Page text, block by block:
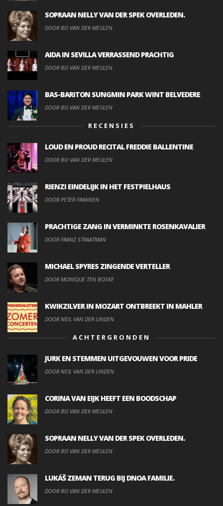
SOPRAAN NELLY VAN DER SPEK OVERLEDEN.
DOOR BO VAN DER MEULEN
AIDA IN SEVILLA VERRASSEND PRACHTIG
DOOR BO VAN DER MEULEN
BAS-BARITON SUNGMIN PARK WINT BELVEDERE
DOOR BO VAN DER MEULEN
RECENSIES
LOUD EN PROUD RECITAL FREDDIE BALLENTINE
DOOR BO VAN DER MEULEN
RIENZI EINDELIJK IN HET FESTPIELHAUS
DOOR PETER FRANKEN
PRACHTIGE ZANG IN VERMINKTE ROSENKAVALIER
DOOR FRANZ STRAATMAN
MICHAEL SPYRES ZINGENDE VERTELLER
DOOR MONIQUE TEN BOSKE
KWIKZILVER IN MOZART ONTBREEKT IN MAHLER
DOOR NEIL VAN DER LINDEN
ACHTERGRONDEN
JURK EN STEMMEN UITGEVOUWEN VOOR PRIDE
DOOR NEIL VAN DER LINDEN
CORINA VAN EIJK HEEFT EEN BOODSCHAP
DOOR BO VAN DER MEULEN
SOPRAAN NELLY VAN DER SPEK OVERLEDEN.
DOOR BO VAN DER MEULEN
LUKÁŠ ZEMAN TERUG BIJ DNOA FAMILIE.
DOOR BO VAN DER MEULEN